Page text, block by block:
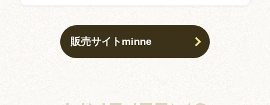
販売サイトminne